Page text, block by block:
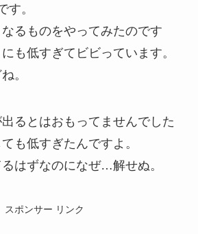
す。
るものをやってみたのです
も低すぎてビビっています。
。
るとはおもってませんでした
も低すぎたんですよ。
はずなのになぜ…解せぬ。
スポンサー リンク